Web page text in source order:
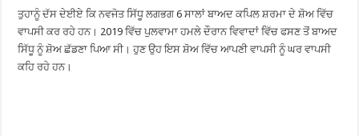
ਤੁਹਾਨੂੰ ਦੱਸ ਦੇਈਏ ਕਿ ਨਵਜੋਤ ਸਿੱਧੂ ਲਗਭਗ 6 ਸਾਲਾਂ ਬਾਅਦ ਕਪਿਲ ਸ਼ਰਮਾ ਦੇ ਸ਼ੋਅ ਵਿੱਚ
ਵਾਪਸੀ ਕਰ ਰਹੇ ਹਨ। 2019 ਵਿੱਚ ਪੁਲਵਾਮਾ ਹਮਲੇ ਦੌਰਾਨ ਵਿਵਾਦਾਂ ਵਿੱਚ ਫਸਣ ਤੋਂ ਬਾਅਦ
ਸਿੱਧੂ ਨੂੰ ਸ਼ੋਅ ਛੱਡਣਾ ਪਿਆ ਸੀ। ਹੁਣ ਉਹ ਇਸ ਸ਼ੋਅ ਵਿੱਚ ਆਪਣੀ ਵਾਪਸੀ ਨੂੰ ਘਰ ਵਾਪਸੀ
ਕਹਿ ਰਹੇ ਹਨ।